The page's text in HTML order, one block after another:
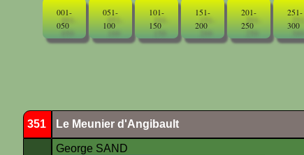
001-
050
051-
100
101-
150
151-
200
201-
250
251-
300
351 Le Meunier d'Angibault
George SAND